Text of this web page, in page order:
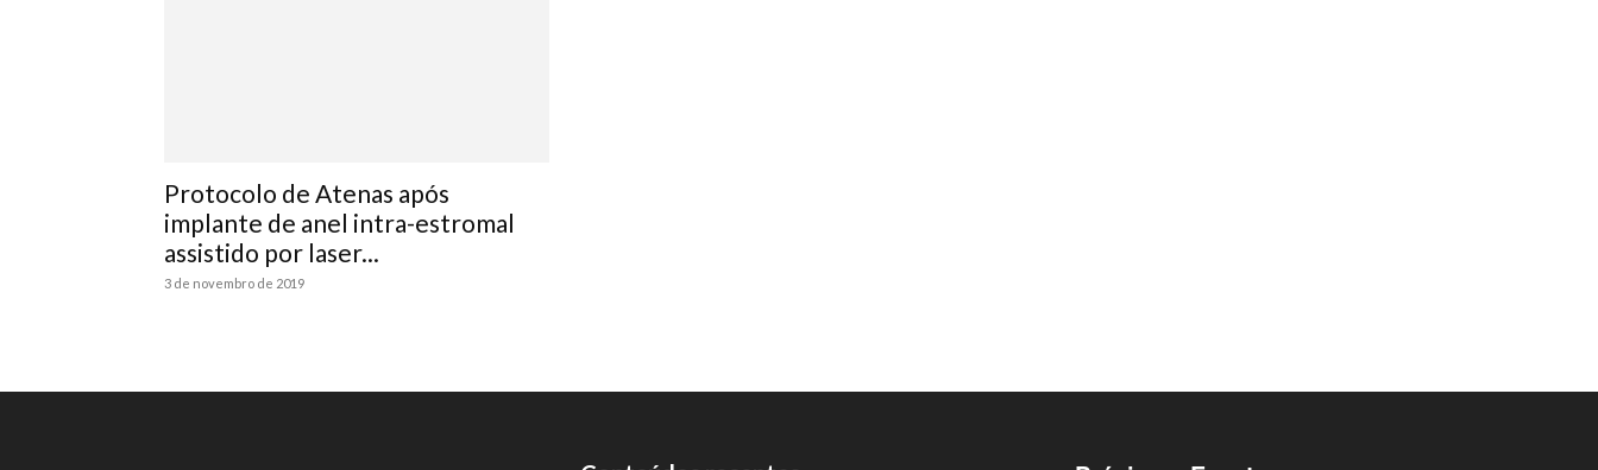
Protocolo de Atenas após
implante de anel intra-estromal
assistido por laser...
3 de novembro de 2019